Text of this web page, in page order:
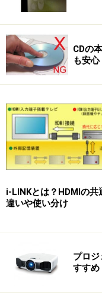
※記事内容は執筆時点
い。
CDの
も安心
i-LINKとは？HDMIの共
違いや使い分け
プロ
すすめ